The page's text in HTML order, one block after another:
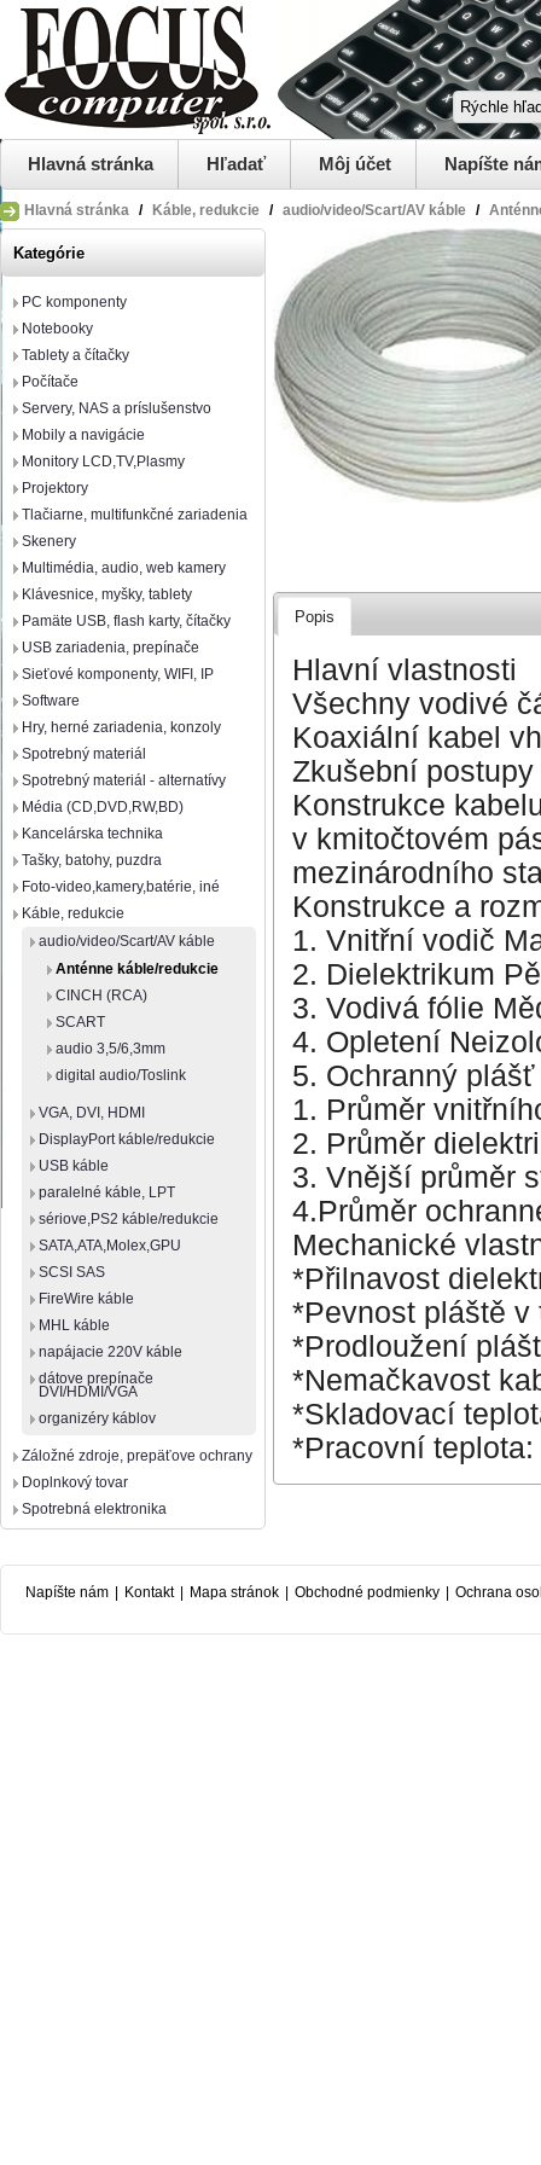
Hlavná stránka Hľadať Môj účet Napíšte
Hlavná stránka / Káble, redukcie / audio/video/Scart/AV káble /
Kategórie
PC komponenty
Notebooky
Tablety a čítačky
Počítače
Servery, NAS a príslušenstvo
Mobily a navigácie
Monitory LCD,TV,Plasmy
Projektory
Tlačiarne, multifunkčné zariadenia
Skenery
Multimédia, audio, web kamery
Klávesnice, myšky, tablety
Pamäte USB, flash karty, čítačky
USB zariadenia, prepínače
Sieťové komponenty, WIFI, IP
Software
Hry, herné zariadenia, konzoly
Spotrebný materiál
Spotrebný materiál - alternatívy
Média (CD,DVD,RW,BD)
Kancelárska technika
Tašky, batohy, puzdra
Foto-video,kamery,batérie, iné
Káble, redukcie
audio/video/Scart/AV káble
Anténne káble/redukcie
CINCH (RCA)
SCART
audio 3,5/6,3mm
digital audio/Toslink
VGA, DVI, HDMI
DisplayPort káble/redukcie
USB káble
paralelné káble, LPT
sériove,PS2 káble/redukcie
SATA,ATA,Molex,GPU
SCSI SAS
FireWire káble
MHL káble
napájacie 220V káble
dátove prepínače
DVI/HDMI/VGA
organizéry káblov
Záložné zdroje, prepäťove ochrany
Doplnkový tovar
Spotrebná elektronika
Popis
Hlavní vlastnosti
Všechny vodivé
Koaxiální kabel
Zkušební
Konstrukce
v kmitočtovém
mezinárodního
Konstrukce a
1. Vnitřní vodič
2. Dielektrikum
3. Vodivá fólie
4. Opletení
5. Ochranný plášť
1. Průměr
2. Průměr
3. Vnější průměr
4.Průměr
Mechanické
*Přilnavost
*Pevnost pláště v
*Prodloužení
*Nemačkavost
*Skladovací
*Pracovní teplota:
Napíšte nám Kontakt Mapa stránok Obchodné podmienky Ochrana